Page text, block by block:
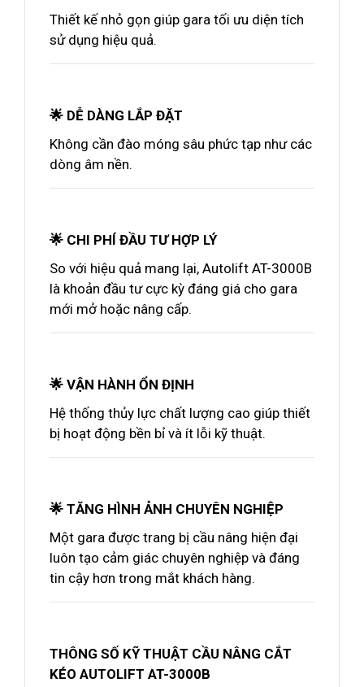
Thiết kế nhỏ gọn giúp gara tối ưu diện tích
sử dụng hiệu quả.
🌟 DỄ DÀNG LẮP ĐẶT
Không cần đào móng sâu phức tạp như các
dòng âm nền.
🌟 CHI PHÍ ĐẦU TƯ HỢP LÝ
So với hiệu quả mang lại, Autolift AT-3000B
là khoản đầu tư cực kỳ đáng giá cho gara
mới mở hoặc nâng cấp.
🌟 VẬN HÀNH ỔN ĐỊNH
Hệ thống thủy lực chất lượng cao giúp thiết
bị hoạt động bền bỉ và ít lỗi kỹ thuật.
🌟 TĂNG HÌNH ẢNH CHUYÊN NGHIỆP
Một gara được trang bị cầu nâng hiện đại
luôn tạo cảm giác chuyên nghiệp và đáng
tin cậy hơn trong mắt khách hàng.
THÔNG SỐ KỸ THUẬT CẦU NÂNG CẮT
KÉO AUTOLIFT AT-3000B